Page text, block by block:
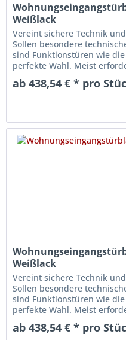
Weißlack
Vereint sichere Technik
Sollen besondere
sind Funktionstüren wie
perfekte Wahl. Meist
gesundheitliche...
ab 438,54 € * pro
Weißlack
Vereint sichere Technik
Sollen besondere
sind Funktionstüren wie
perfekte Wahl. Meist
gesundheitliche...
ab 438,54 € * pro